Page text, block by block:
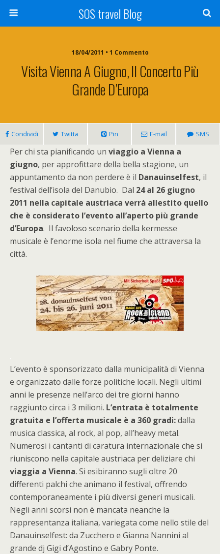
SOS travel Blog
18/04/2011 • 1 Commento
Visita Vienna A Giugno, Il Concerto Più
Grande D’Europa
Condividi Twitta Pin E-mail SMS
Per chi sta pianificando un viaggio a Vienna a
giugno, per approfittare della bella stagione, un
appuntamento da non perdere è il Danauinselfest, il
festival dell’isola del Danubio. Dal 24al 26 giugno
2011 nella capitale austriaca verrà allestito quello
che è considerato l’evento all’aperto più grande
d’Europa. Il favoloso scenario della kermesse
musicale è l’enorme isola nel fiume che attraversa la
città.
L’evento è sponsorizzato dalla municipalità di Vienna
e organizzato dalle forze politiche locali. Negli ultimi
anni le presenze nell’arco dei tre giorni hanno
raggiunto circa i 3 milioni. L’entrata è totalmente
gratuita e l’offerta musicale è a 360 gradi:dalla
musica classica, al rock, al pop, all’heavy metal.
Numerosi i cantanti di caratura internazionale che si
riuniscono nella capitale austriaca per deliziare chi
viaggia a Vienna. Si esibiranno sugli oltre 20
differenti palchi che animano il festival, offrendo
contemporaneamente i più diversi generi musicali.
Negli anni scorsi non è mancata neanche la
rappresentanza italiana, variegata come nello stile del
Danauinselfest: da Zucchero e Gianna Nannini al
grande dj Gigi d’Agostino e Gabry Ponte.